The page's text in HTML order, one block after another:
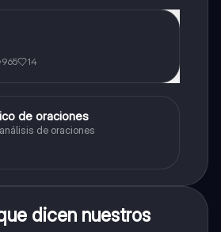
965 14
de oraciones
de oraciones
dicen nuestros